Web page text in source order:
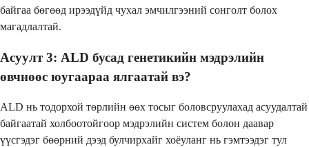
байгаа бөгөөд ирээдүйд чухал эмчилгээний сонголт болох
магадлалтай.
Асуулт 3: ALD бусад генетикийн мэдрэлийн
өвчнөөс юугаараа ялгаатай вэ?
ALD нь тодорхой төрлийн өөх тосыг боловсруулахад асуудалтай
байгаатай холбоотойгоор мэдрэлийн систем болон даавар
үүсгэдэг бөөрний дээд булчирхайг хоёуланг нь гэмтээдэг тул